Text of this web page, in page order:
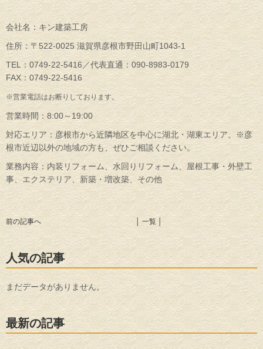
会社名：キン建築工房
住所：〒522-0025 滋賀県彦根市野田山町1043-1
TEL：0749-22-5416／代表直通：090-8983-0179
FAX：0749-22-5416
※営業電話はお断りしております。
営業時間：8:00～19:00
対応エリア：彦根市から近隣地区を中心に湖北・湖東エリア。※彦
根市近辺以外の地域の方も、ぜひご相談ください。
業務内容：内装リフォーム、水回りリフォーム、屋根工事・外壁工
事、エクステリア、新築・増改築、その他
前の記事へ │ 一覧 │
人気の記事
まだデータがありません。
最新の記事